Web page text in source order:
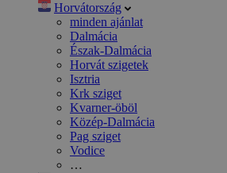
Horvátország
minden ajánlat
Dalmácia
Észak-Dalmácia
Horvát szigetek
Isztria
Krk sziget
Kvarner-öböl
Közép-Dalmácia
Pag sziget
Vodice
…